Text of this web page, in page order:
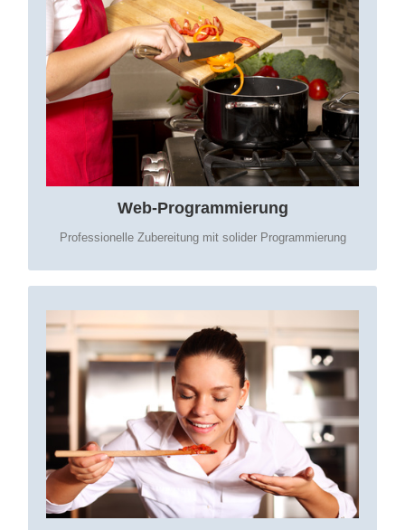
Web-Programmierung
Professionelle Zubereitung mit solider Programmierung
PROFESSIONELLE
PROGRAMMIERUNG:
aktuelle Web-Standards
schlanker Code
barrierefrei
kundenorientierte Funktionalitäten
WAS LASSEN SIE EINFLIESSEN IN IHRE H
OMEPAGE:
Optimierung für alle Ausgabegeräte
Suchmaschinenoptierung
Pflegen Sie Ihre Seiten selbständig